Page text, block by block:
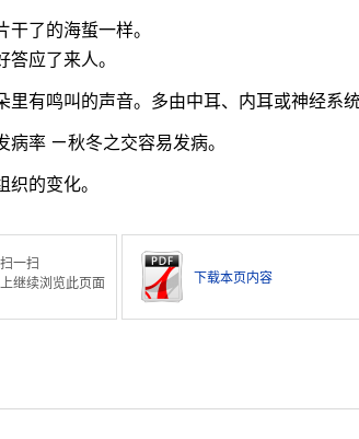
了的海蜇一样。
应了来人。
有鸣叫的声音。多由中耳、内耳或神经系统
率 ㄧ秋冬之交容易发病。
的变化。
一扫
继续浏览此页面
下载本页内容